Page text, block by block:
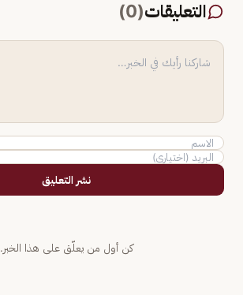
التعليقات(
0
)
نشر التعليق
كن أول من يعلّق على هذا الخبر.